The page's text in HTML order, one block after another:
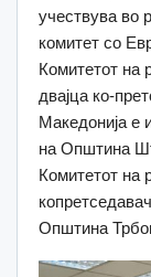
учествува во
комитет со
Комитетот на
двајца ко-
Македонија е
на Општина
Комитетот на
Општина